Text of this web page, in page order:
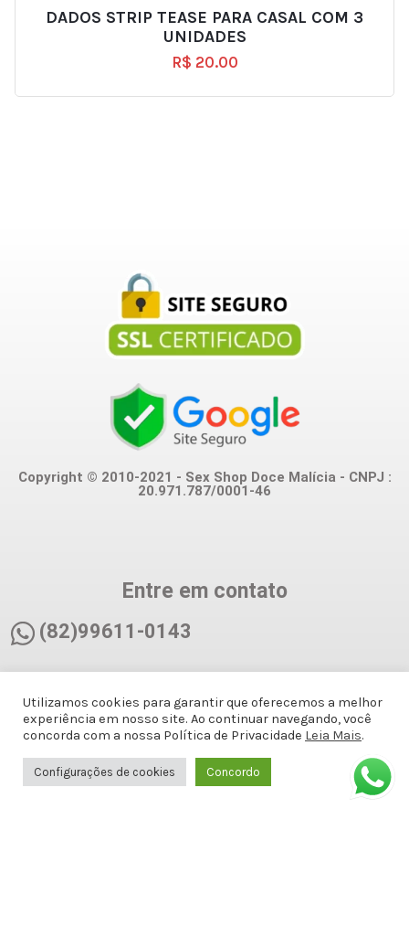
DADOS STRIP TEASE PARA CASAL COM 3
UNIDADES
R$ 20.00
Copyright © 2010-2021 - Sex Shop Doce Malícia - CNPJ :
20.971.787/0001-46
Entre em contato
(82)99611-0143
docemalicianet@gmail.com
Avenida Doutor Antônio Gomes de
Utilizamos cookies para garantir que oferecemos a melhor
experiência em nosso site. Ao continuar navegando, você
concorda com a nossa Política de Privacidade Leia Mais.
Configurações de cookies Concordo